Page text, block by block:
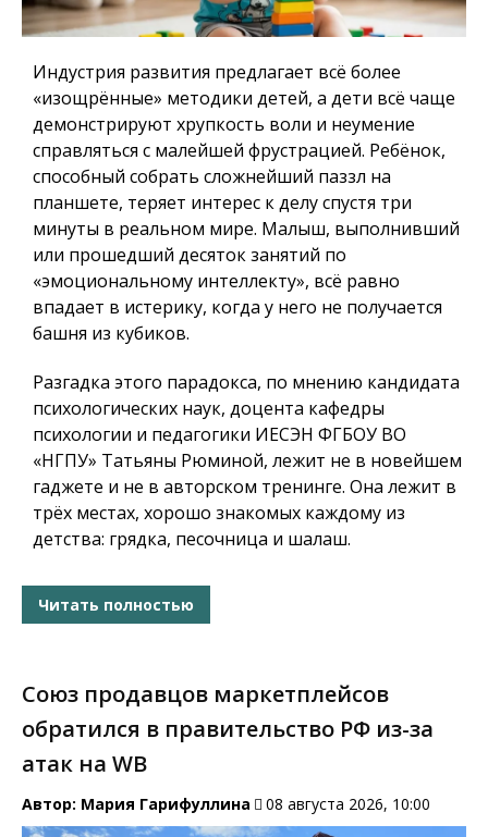
Индустрия развития предлагает всё более
«изощрённые» методики детей, а дети всё чаще
демонстрируют хрупкость воли и неумение
справляться с малейшей фрустрацией. Ребёнок,
способный собрать сложнейший паззл на
планшете, теряет интерес к делу спустя три
минуты в реальном мире. Малыш, выполнивший
или прошедший десяток занятий по
«эмоциональному интеллекту», всё равно
впадает в истерику, когда у него не получается
башня из кубиков.
Разгадка этого парадокса, по мнению кандидата
психологических наук, доцента кафедры
психологии и педагогики ИЕСЭН ФГБОУ ВО
«НГПУ» Татьяны Рюминой, лежит не в новейшем
гаджете и не в авторском тренинге. Она лежит в
трёх местах, хорошо знакомых каждому из
детства: грядка, песочница и шалаш.
Читать полностью
Союз продавцов маркетплейсов
обратился в правительство РФ из-за
атак на WB
Автор: Мария Гарифуллина 08 августа 2026, 10:00